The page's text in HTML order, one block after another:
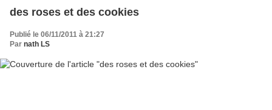
des roses et des cookies
Publié le 06/11/2011 à 21:27
Par nath LS